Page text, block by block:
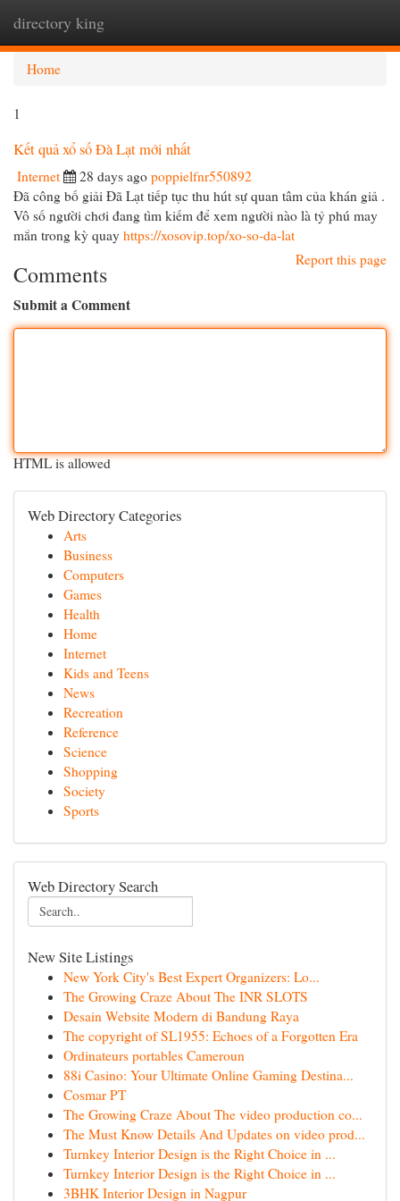
directory king
Home
1
Kết quả xổ số Đà Lạt mới nhất
Internet 28 days ago poppielfnr550892
Đã công bố giải Đã Lạt tiếp tục thu hút sự quan tâm của khán giả .
Vô số người chơi đang tìm kiếm để xem người nào là tỷ phú may
mắn trong kỳ quay https://xosovip.top/xo-so-da-lat
Report this page
Comments
Submit a Comment
HTML is allowed
Web Directory Categories
Arts
Business
Computers
Games
Health
Home
Internet
Kids and Teens
News
Recreation
Reference
Science
Shopping
Society
Sports
Web Directory Search
New Site Listings
New York City's Best Expert Organizers: Lo...
The Growing Craze About The INR SLOTS
Desain Website Modern di Bandung Raya
The copyright of SL1955: Echoes of a Forgotten Era
Ordinateurs portables Cameroun
88i Casino: Your Ultimate Online Gaming Destina...
Cosmar PT
The Growing Craze About The video production co...
The Must Know Details And Updates on video prod...
Turnkey Interior Design is the Right Choice in ...
Turnkey Interior Design is the Right Choice in ...
3BHK Interior Design in Nagpur